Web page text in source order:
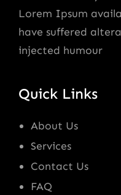
Lorem Ipsum
have suffered
injected humour
Quick Links
About Us
Services
Contact Us
FAQ